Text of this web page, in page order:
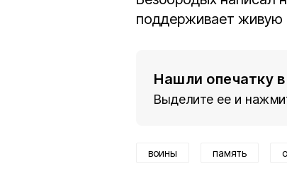
поддерживает живую
Нашли опечатку в
Выделите ее и
воины память